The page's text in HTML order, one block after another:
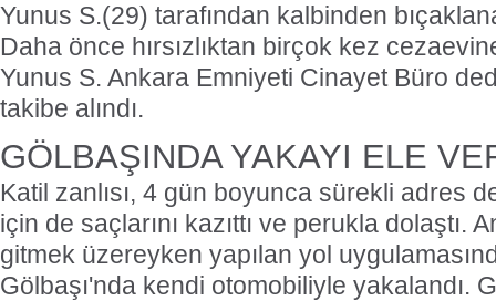
Yunus S.(29) tarafından kalbinden
Daha önce hırsızlıktan birçok kez
Yunus S. Ankara Emniyeti Cinayet Büro
takibe alındı.
GÖLBAŞINDA YAKAYI ELE
Katil zanlısı, 4 gün boyunca sürekli adres
için de saçlarını kazıttı ve perukla dolaştı.
gitmek üzereyken yapılan yol
Gölbaşı'nda kendi otomobiliyle yakalandı.